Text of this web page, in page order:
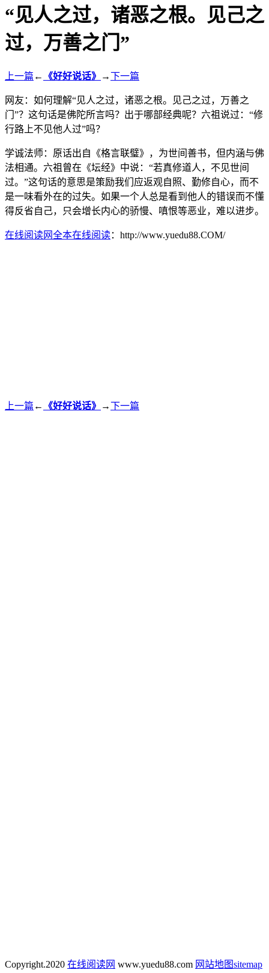
“见人之过，诸恶之根。见己之
过，万善之门”
上一篇 ← 《好好说话》 →下一篇
网友：如何理解“见人之过，诸恶之根。见己之过，万善之
门”？这句话是佛陀所言吗？出于哪部经典呢？六祖说过：“修
行路上不见他人过”吗？
学诚法师：原话出自《格言联璧》，为世间善书，但内涵与佛
法相通。六祖曾在《坛经》中说：“若真修道人，不见世间
过。”这句话的意思是策励我们应返观自照、勤修自心，而不
是一味看外在的过失。如果一个人总是看到他人的错误而不懂
得反省自己，只会增长内心的骄慢、嗔恨等恶业，难以进步。
在线阅读网全本在线阅读：http://www.yuedu88.COM/
上一篇 ← 《好好说话》 →下一篇
Copyright.2020 在线阅读网 www.yuedu88.com 网站地图sitemap